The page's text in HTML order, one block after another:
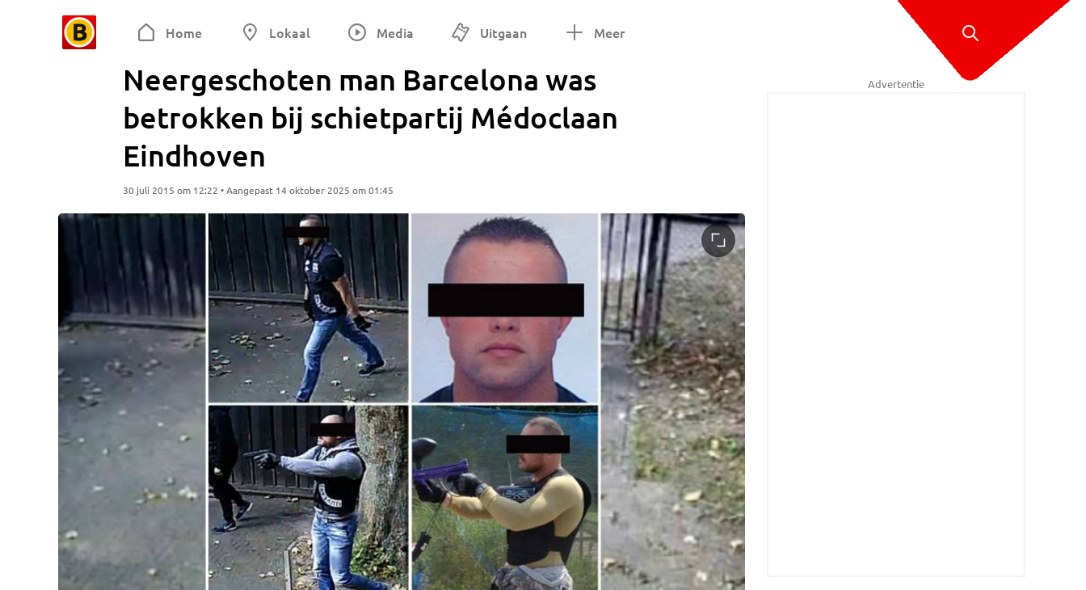
Home Lokaal Media Uitgaan Meer
Neergeschoten man Barcelona was
betrokken bij schietpartij Médoclaan
Eindhoven
30 juli 2015 om 12:22 • Aangepast 14 oktober 2025 om 01:45
Advertentie